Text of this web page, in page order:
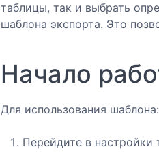
таблицы, так и выбрать
шаблона экспорта. Это
Начало
Для использования шаблона:
Перейдите в настройки